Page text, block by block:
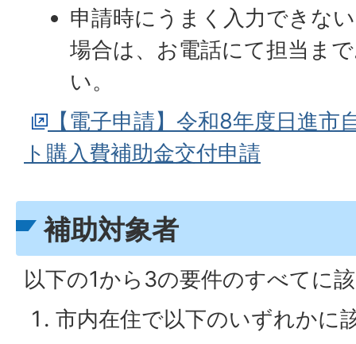
申請時にうまく入力できな
場合は、お電話にて担当ま
い。
【電子申請】令和8年度日進
ト購入費補助金交付申請
補助対象者
以下の1から3の要件のすべてに
市内在住で以下のいずれかに